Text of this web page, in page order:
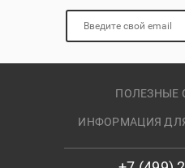
ПОЛЕЗНЫЕ
ИНФОРМАЦИЯ